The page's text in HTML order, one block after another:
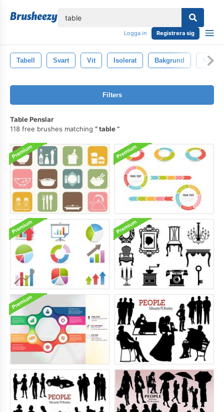
Logga in Registrera sig
Tabell Svart Vit Isolerat Bakgrund Kaffe
Filters
Table Penslar
118 free brushes matching
table